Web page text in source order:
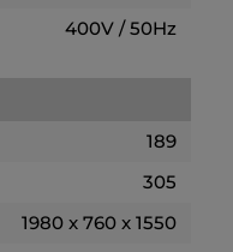
400V / 50Hz
189
305
1980 x 760 x 1550